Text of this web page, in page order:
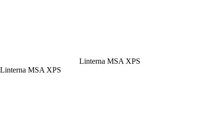
Linterna MSA XPS
Linterna MSA XPS